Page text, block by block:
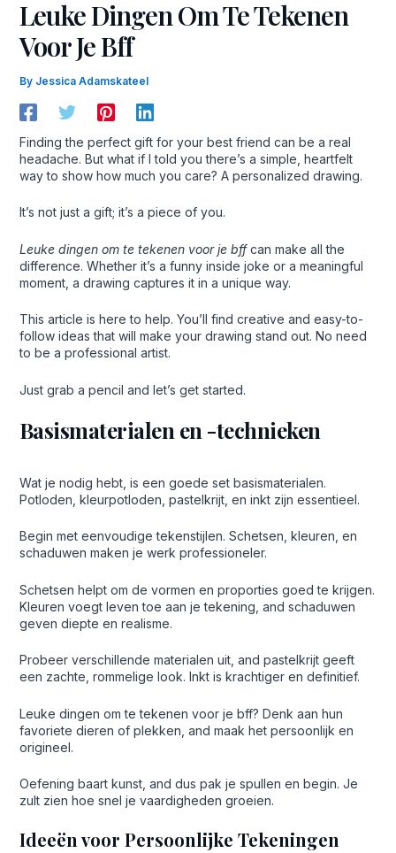
Leuke Dingen Om Te Tekenen
Voor Je Bff
By Jessica Adamskateel
Finding the perfect gift for your best friend can be a real
headache. But what if I told you there’s a simple, heartfelt
way to show how much you care? A personalized drawing.
It’s not just a gift; it’s a piece of you.
Leuke dingen om te tekenen voor je bffcan make all the
difference. Whether it’s a funny inside joke or a meaningful
moment, a drawing captures it in a unique way.
This article is here to help. You’ll find creative and easy-to-
follow ideas that will make your drawing stand out. No need
to be a professional artist.
Just grab a pencil and let’s get started.
Basismaterialen en -technieken
Wat je nodig hebt, is een goede set basismaterialen.
Potloden, kleurpotloden, pastelkrijt, en inkt zijn essentieel.
Begin met eenvoudige tekenstijlen. Schetsen, kleuren, en
schaduwen maken je werk professioneler.
Schetsen helpt om de vormen en proporties goed te krijgen.
Kleuren voegt leven toe aan je tekening, and schaduwen
geven diepte en realisme.
Probeer verschillende materialen uit, and pastelkrijt geeft
een zachte, rommelige look. Inkt is krachtiger en definitief.
Leuke dingen om te tekenen voor je bff? Denk aan hun
favoriete dieren of plekken, and maak het persoonlijk en
origineel.
Oefening baart kunst, and dus pak je spullen en begin. Je
zult zien hoe snel je vaardigheden groeien.
Ideeën voor Persoonlijke Tekeningen